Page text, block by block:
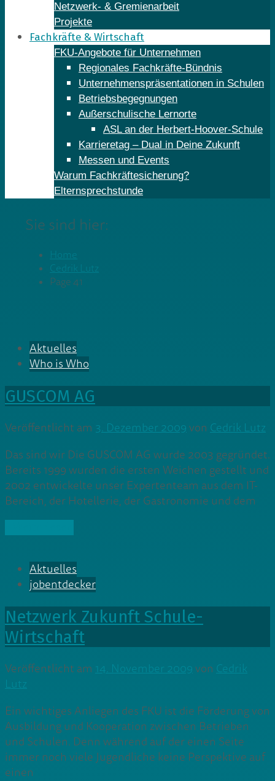
Netzwerk- & Gremienarbeit
Projekte
Fachkräfte & Wirtschaft
FKU-Angebote für Unternehmen
Regionales Fachkräfte-Bündnis
Unternehmenspräsentationen in Schulen
Betriebsbegegnungen
Außerschulische Lernorte
ASL an der Herbert-Hoover-Schule
Karrieretag – Dual in Deine Zukunft
Messen und Events
Warum Fachkräftesicherung?
Elternsprechstunde
Sie sind hier:
Home
Cedrik Lutz
Page 41
Aktuelles
Who is Who
GUSCOM AG
Veröffentlicht am 3. Dezember 2009von Cedrik Lutz
Das sind wir Die GUSCOM AG wurde 2003 gegründet.
Bereits 1999 wurden die ersten Weichen gestellt und
2002 entwickelte unser Expertenteam aus dem IT-
Bereich, der Hotellerie, der Gastronomie und dem
Aktuelles
jobentdecker
Netzwerk Zukunft Schule-
Wirtschaft
Veröffentlicht am 14. November 2009von Cedrik
Lutz
Ein wichtiges Anliegen des FKU ist die Förderung von
Ausbildung und Kooperation zwischen Betrieben
und Schulen. Denn während auf der einen Seite
immer noch viele Jugendliche keine Perspektive auf
einen